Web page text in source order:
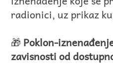
radionici, uz prikaz
🎁 Poklon-
zavisnosti od